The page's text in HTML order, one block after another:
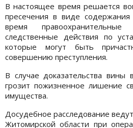
В настоящее время решается
пресечения в виде
время
следственные действия по
которые могут быть
совершению преступления.
В случае доказательства вины
грозит пожизненное лишение
имущества.
Досудебное расследование
Житомирской области при